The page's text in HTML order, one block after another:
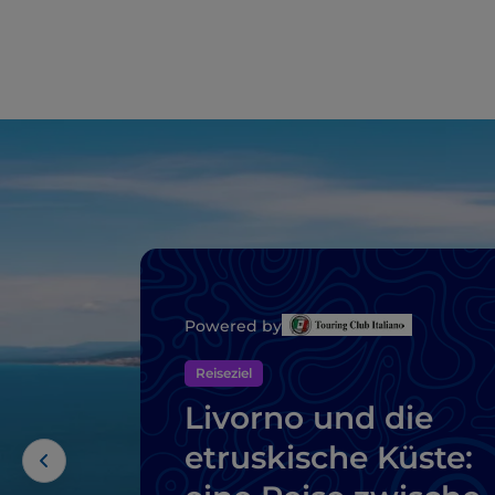
Powered by
Reiseziel
Livorno und die
etruskische Küste: